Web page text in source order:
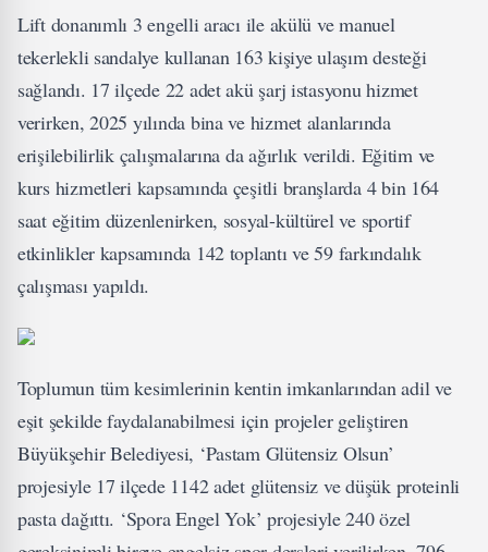
Lift donanımlı 3 engelli aracı ile akülü ve manuel
tekerlekli sandalye kullanan 163 kişiye ulaşım desteği
sağlandı. 17 ilçede 22 adet akü şarj istasyonu hizmet
verirken, 2025 yılında bina ve hizmet alanlarında
erişilebilirlik çalışmalarına da ağırlık verildi. Eğitim ve
kurs hizmetleri kapsamında çeşitli branşlarda 4 bin 164
saat eğitim düzenlenirken, sosyal-kültürel ve sportif
etkinlikler kapsamında 142 toplantı ve 59 farkındalık
çalışması yapıldı.
Toplumun tüm kesimlerinin kentin imkanlarından adil ve
eşit şekilde faydalanabilmesi için projeler geliştiren
Büyükşehir Belediyesi, ‘Pastam Glütensiz Olsun’
projesiyle 17 ilçede 1142 adet glütensiz ve düşük proteinli
pasta dağıttı. ‘Spora Engel Yok’ projesiyle 240 özel